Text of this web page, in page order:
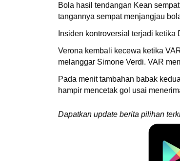
Bola hasil tendangan Kean
tangannya sempat menjangjau
Insiden kontroversial terjadi
Verona kembali kecewa ketika
melanggar Simone Verdi. VAR
Pada menit tambahan babak
hampir mencetak gol usai
Dapatkan update berita pilihan